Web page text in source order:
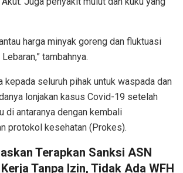
harga minyak goreng dan fluktuasi
tambahnya.
kepada seluruh pihak untuk waspada dan
lonjakan kasus Covid-19 setelah
di antaranya dengan kembali
protokol kesehatan (Prokes).
Terapkan Sanksi ASN
Tanpa Izin, Tidak Ada WFH